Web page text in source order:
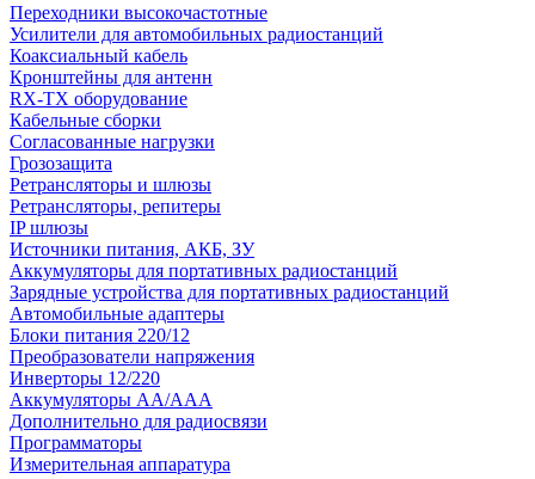
Переходники высокочастотные
Усилители для автомобильных радиостанций
Коаксиальный кабель
Кронштейны для антенн
RX-TX оборудование
Кабельные сборки
Согласованные нагрузки
Грозозащита
Ретрансляторы и шлюзы
Ретрансляторы, репитеры
IP шлюзы
Источники питания, АКБ, ЗУ
Аккумуляторы для портативных радиостанций
Зарядные устройства для портативных радиостанций
Автомобильные адаптеры
Блоки питания 220/12
Преобразователи напряжения
Инверторы 12/220
Аккумуляторы АА/ААА
Дополнительно для радиосвязи
Программаторы
Измерительная аппаратура